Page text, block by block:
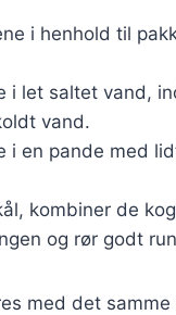
i henhold til
i let saltet vand,
vand.
i en pande med
kombiner de
og rør godt
med det